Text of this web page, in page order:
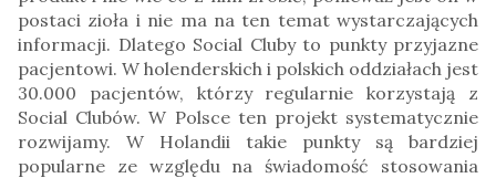
postaci zioła i nie ma na ten temat wystarczających
informacji. Dlatego Social Cluby to punkty przyjazne
pacjentowi. W holenderskich i polskich oddziałach jest
30.000 pacjentów, którzy regularnie korzystają z
Social Clubów. W Polsce ten projekt systematycznie
rozwijamy. W Holandii takie punkty są bardziej
popularne ze względu na świadomość stosowania